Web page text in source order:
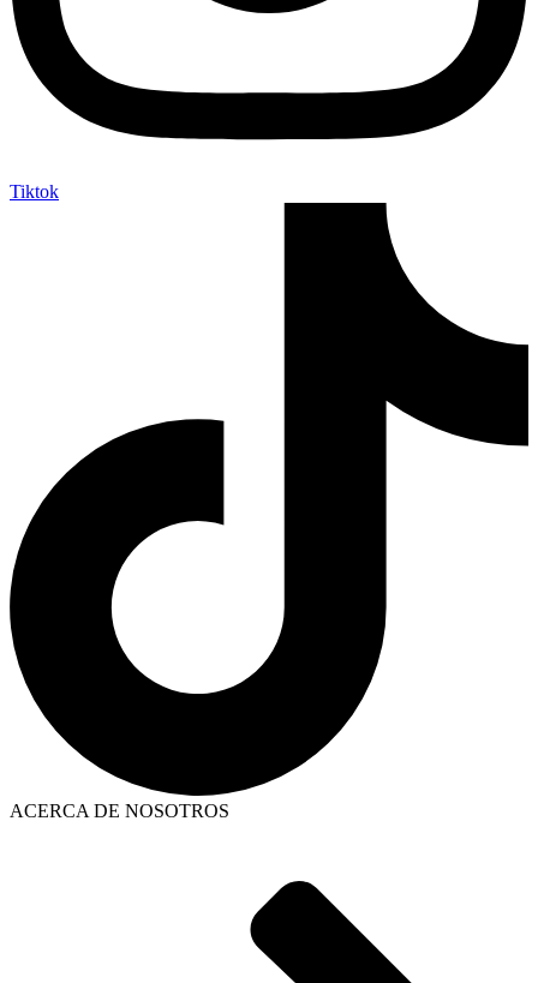
Tiktok
ACERCA DE NOSOTROS